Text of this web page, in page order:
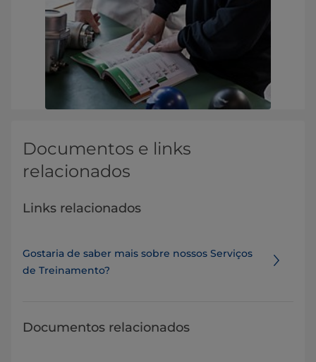
Documentos e links
relacionados
Links relacionados
Gostaria de saber mais sobre nossos Serviços
de Treinamento?
Documentos relacionados